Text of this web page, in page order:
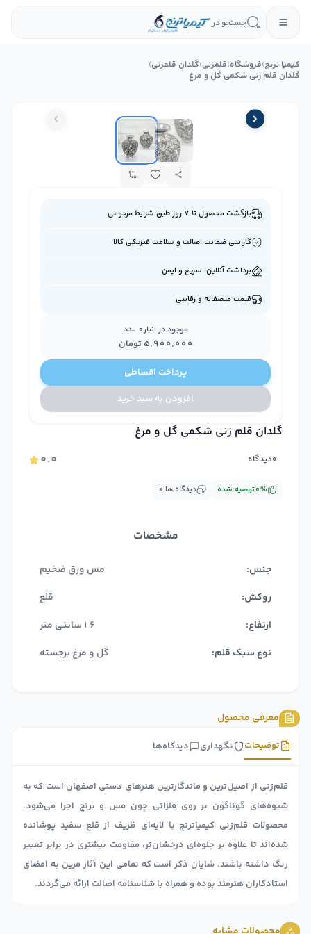
جستجو در
کیمیا ترنج›فروشگاه›قلمزنی›گلدان قلمزنی›
گلدان قلم زنی شکمی گل و مرغ
گلدان قلم زنی شکمی گل و مرغ
۰.۰
دیدگاه۰
۰ دیدگاه ها توصیه شده۰%
مشخصات
جنس:
مس ورق ضخیم
روکش:
قلع
ارتفاع:
16سانتی متر
نوع سبک قلم:
گل و مرغ برجسته
بازگشت محصول تا ۷ روز طبق شرایط مرجوعی
گارانتی ضمانت اصالت و سلامت فیزیکی کالا
برداشت آنلاین، سریع و ایمن
قیمت منصفانه و رقابتی
موجود در انبار0 عدد
۵٬۹۰۰٬۰۰۰ تومان
پرداخت اقساطی
افزودن به سبد خرید
معرفی محصول
دیدگاه‌ها نگهداری توضیحات
قلم‌زنی از اصیل‌ترین و ماندگارترین هنرهای دستی اصفهان است که به
شیوه‌های گوناگون بر روی فلزاتی چون مس و برنج اجرا می‌شود.
محصولات قلم‌زنی کیمیا‌ترنج با لایه‌ای ظریف از قلع سفید پوشانده
شده‌اند تا علاوه بر جلوه‌ای درخشان‌تر، مقاومت بیشتری در برابر تغییر
رنگ داشته باشند. شایان ذکر است که تمامی این آثار مزین به امضای
استادکاران هنرمند بوده و همراه با شناسنامه اصالت ارائه می‌گردند.